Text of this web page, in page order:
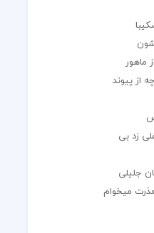
ماهور
از پیوند
زد بی
جلیلی
میخوام